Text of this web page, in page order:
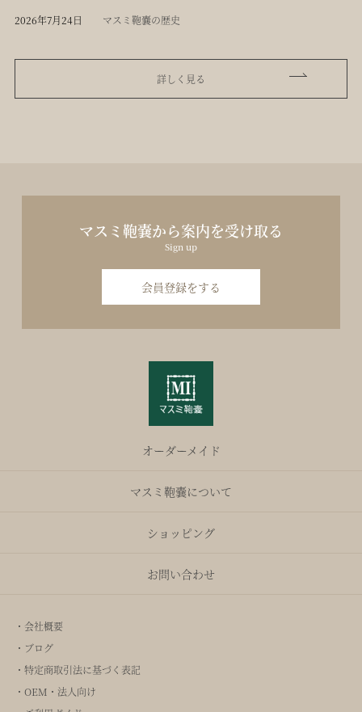
2026年7月24日 マスミ鞄嚢の歴史
詳しく見る
マスミ鞄嚢から案内を受け取る
Sign up
会員登録をする
オーダーメイド
マスミ鞄嚢について
ショッピング
お問い合わせ
・会社概要
・ブログ
・特定商取引法に基づく表記
・OEM・法人向け